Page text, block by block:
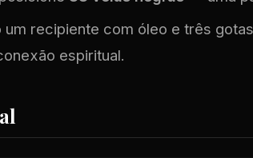
um recipiente com óleo e três
espiritual.